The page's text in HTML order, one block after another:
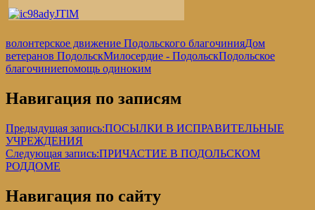
волонтерское движение Подольского благочинияДом
ветеранов ПодольскМилосердие - ПодольскПодольское
благочиниепомощь одиноким
Навигация по записям
Предыдущая запись:ПОСЫЛКИ В ИСПРАВИТЕЛЬНЫЕ
УЧРЕЖДЕНИЯ
Следующая запись:ПРИЧАСТИЕ В ПОДОЛЬСКОМ
РОДДОМЕ
Навигация по сайту